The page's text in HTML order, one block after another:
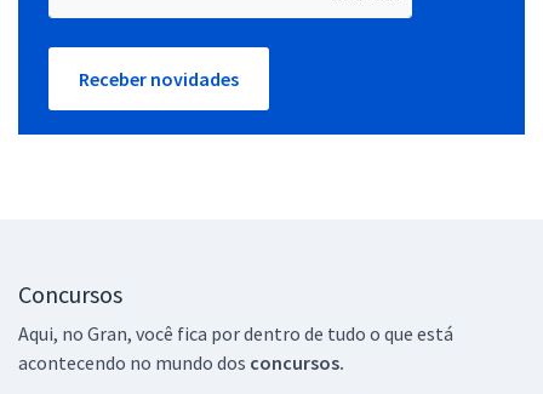
Receber novidades
Concursos
Aqui, no Gran, você fica por dentro de tudo o que está
acontecendo no mundo dos concursos.